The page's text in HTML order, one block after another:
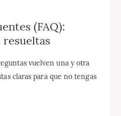
(FAQ):
resueltas
vuelven una y otra
claras para que no tengas